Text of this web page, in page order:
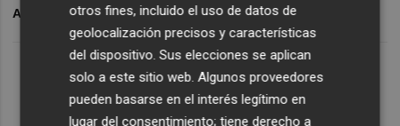
ARCHIVADO EN HÉRCULES CF CF INTERCITY
otros fines, incluido el uso de datos de
geolocalización precisos y características
del dispositivo. Sus elecciones se aplican
solo a este sitio web. Algunos proveedores
pueden basarse en el interés legítimo en
lugar del consentimiento; tiene derecho a